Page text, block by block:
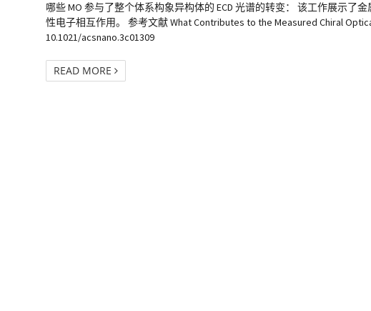
哪些 MO 参与了整个体系构象异构体的 ECD 光谱的转变： 该工作展示
性电子相互作用。 参考文献 What Contributes to the Measured Chiral
10.1021/acsnano.3c01309
READ MORE